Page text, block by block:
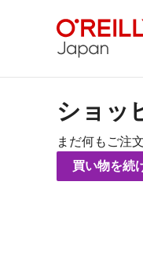
ショッ
まだ何もご注
買い物を続